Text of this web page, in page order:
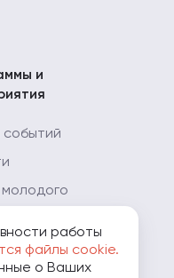
и
- Мой
работы
файлы cookie.
о Ваших